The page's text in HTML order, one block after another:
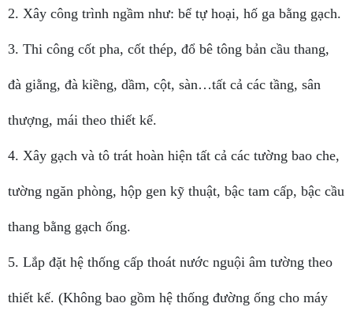
2. Xây công trình ngầm như: bể tự hoại, hố ga bằng gạch.
3. Thi công cốt pha, cốt thép, đổ bê tông bản cầu thang,
đà giằng, đà kiềng, dầm, cột, sàn…tất cả các tầng, sân
thượng, mái theo thiết kế.
4. Xây gạch và tô trát hoàn hiện tất cả các tường bao che,
tường ngăn phòng, hộp gen kỹ thuật, bậc tam cấp, bậc cầu
thang bằng gạch ống.
5. Lắp đặt hệ thống cấp thoát nước nguội âm tường theo
thiết kế. (Không bao gồm hệ thống đường ống cho máy